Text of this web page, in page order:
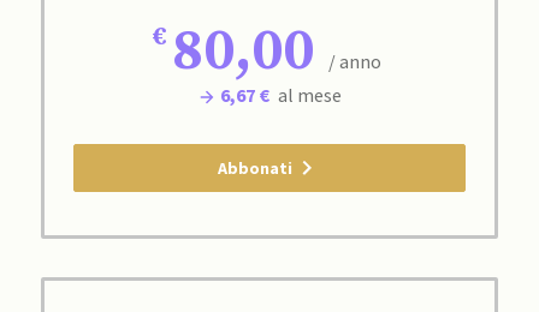
80,00
/ anno
6,67 € al mese
Abbonati